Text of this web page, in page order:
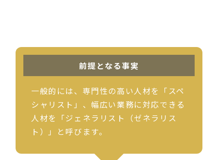
前提となる事実
一般的には、専門性の高い人材を「スペ
シャリスト」、幅広い業務に対応できる
人材を「ジェネラリスト（ゼネラリス
ト）」と呼びます。